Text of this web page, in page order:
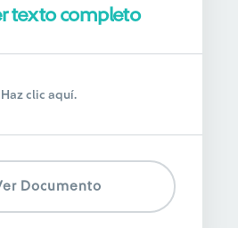
texto completo
Haz clic aquí.
Documento